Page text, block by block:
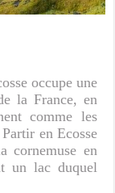
occupe une
la France, en
comme les
en Ecosse
cornemuse en
un lac duquel